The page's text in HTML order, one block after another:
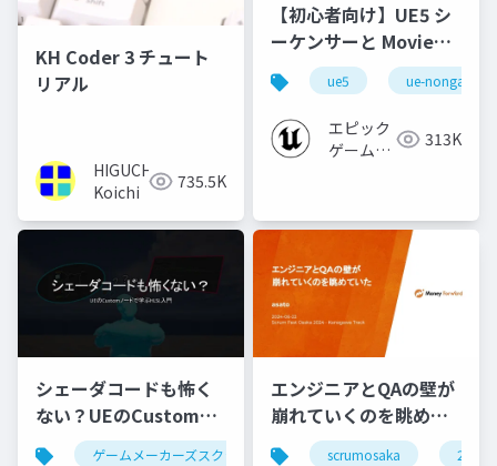
KH Coder 3 チュート
リアル
HIGUCHI
Koichi
735.5K
【初心者向け】UE5 シ
ーケンサーと Movie
Render Queue の使い
方【Cinematic Dive
2023】
ue5 ue-nongame
エピック
ゲームズ
313K
シェーダコードも怖く
ない？UEのCustomノ
ードで学ぶHLSL入門
ゲームメーカーズスクランブル ゲーム制作 ue5
エンジニアとQAの壁が
崩れていくのを眺めて
いた #scrumosaka
scrumosaka 2024